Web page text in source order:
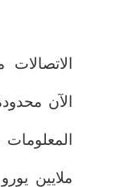
الآن
ملايين